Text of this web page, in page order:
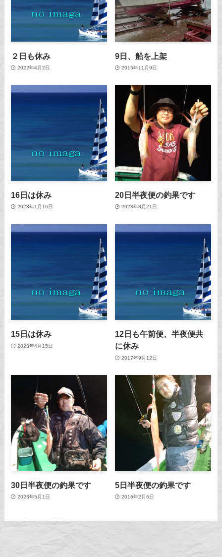
２日も休み
2022年4月2日
9日、船を上架
2015年11月9日
16日は休み
2023年1月16日
20日半夜便の釣果です
2023年8月21日
15日は休み
2023年4月15日
12日も午前便、半夜便共
に休み
2017年9月12日
30日半夜便の釣果です
2023年5月1日
5日半夜便の釣果です
2016年2月6日